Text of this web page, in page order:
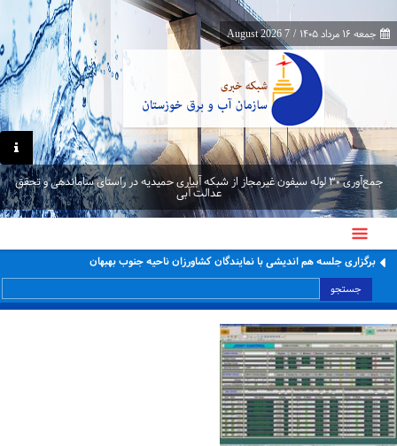
جمعه ۱۶ مرداد ۱۴۰۵ /
7 August 2026
جمع‌آوری ۳۰ لوله سیفون غیرمجاز از شبکه آبیاری حمیدیه در راستای ساماندهی و تحقق
عدالت آبی
برگزاری جلسه هم اندیشی با نمایندگان کشاورزان ناحیه جنوب بهبهان
جستجو